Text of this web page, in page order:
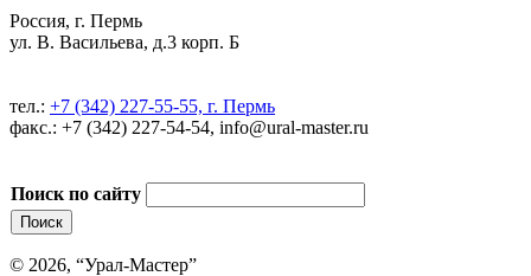
Россия, г. Пермь
ул. В. Васильева, д.3 корп. Б
тел.: +7 (342) 227-55-55, г. Пермь
факс.: +7 (342) 227-54-54, info@ural-master.ru
Поиск по сайту
© 2026, “Урал-Мастер”